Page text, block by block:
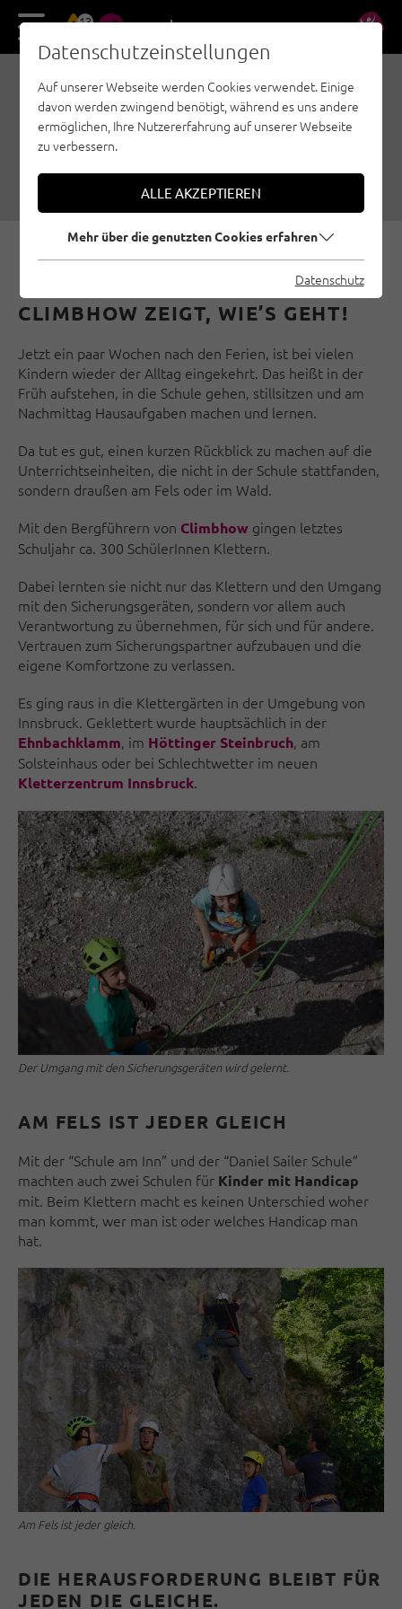
13 DE EN
WENN SCHULE AM FELS
STATTFINDET
Events, Familienklettern, Sportklettern
CLIMBHOW ZEIGT, WIE’S GEHT!
Jetzt ein paar Wochen nach den Ferien, ist bei vielen
Kindern wieder der Alltag eingekehrt. Das heißt in der
Früh aufstehen, in die Schule gehen, stillsitzen und am
Nachmittag Hausaufgaben machen und lernen.
Da tut es gut, einen kurzen Rückblick zu machen auf die
Unterrichtseinheiten, die nicht in der Schule stattfanden,
sondern draußen am Fels oder im Wald.
Mit den Bergführern von Climbhow gingen letztes
Schuljahr ca. 300 SchülerInnen Klettern.
Dabei lernten sie nicht nur das Klettern und den Umgang
mit den Sicherungsgeräten, sondern vor allem auch
Verantwortung zu übernehmen, für sich und für andere.
Vertrauen zum Sicherungspartner aufzubauen und die
eigene Komfortzone zu verlassen.
Es ging raus in die Klettergärten in der Umgebung von
Innsbruck. Geklettert wurde hauptsächlich in der
Ehnbachklamm, im Höttinger Steinbruch, am
Solsteinhaus oder bei Schlechtwetter im neuen
Kletterzentrum Innsbruck.
Der Umgang mit den Sicherungsgeräten wird gelernt.
AM FELS IST JEDER GLEICH
Mit der “Schule am Inn” und der “Daniel Sailer Schule”
machten auch zwei Schulen für Kinder mit Handicap
mit. Beim Klettern macht es keinen Unterschied woher
man kommt, wer man ist oder welches Handicap man
hat.
Am Fels ist jeder gleich.
DIE HERAUSFORDERUNG BLEIBT FÜR
JEDEN DIE GLEICHE.
Datenschutzeinstellungen
Auf unserer Webseite werden Cookies verwendet. Einige
davon werden zwingend benötigt, während es uns andere
ermöglichen, Ihre Nutzererfahrung auf unserer Webseite
zu verbessern.
ALLE AKZEPTIEREN
Mehr über die genutzten Cookies erfahren
Datenschutz